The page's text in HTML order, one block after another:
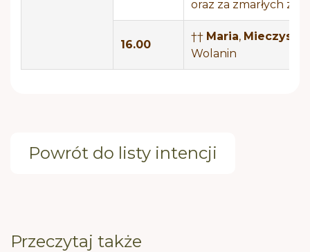
oraz za zmarłych z
16.00
†† Maria,
Wolanin
Powrót do listy intencji
Przeczytaj także